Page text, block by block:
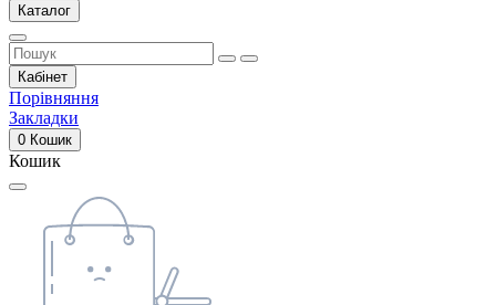
Каталог
Кабінет
Порівняння
Закладки
0 Кошик
Кошик